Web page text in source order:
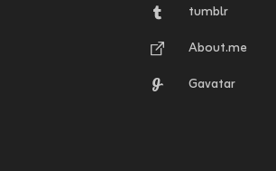
tumblr
About.me
Gavatar